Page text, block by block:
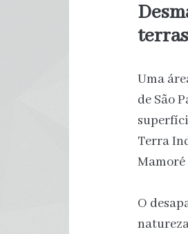
Uma
de São
Terra
Mamoré
O